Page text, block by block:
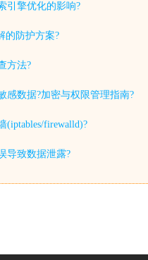
引擎优化的影响?
的防护方案?
方法?
感数据?加密与权限管理指南?
(iptables/firewalld)?
导致数据泄露?